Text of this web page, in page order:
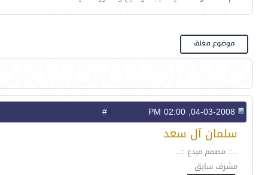
1
سلمان آل سعد
..:: مصمم مبدع ::..
مشرف سابق